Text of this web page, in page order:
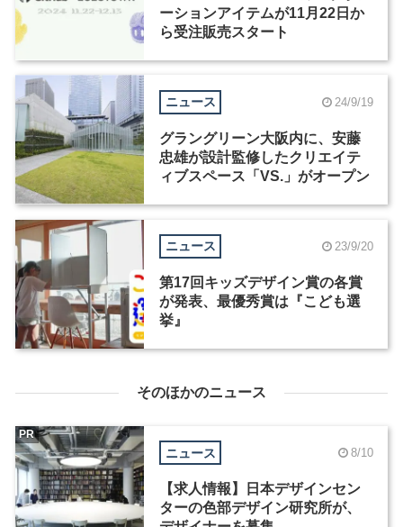
ーションアイテムが11月22日か
ら受注販売スタート
ニュース 24/9/19
グラングリーン大阪内に、安藤
忠雄が設計監修したクリエイテ
ィブスペース「VS.」がオープン
ニュース 23/9/20
第17回キッズデザイン賞の各賞
が発表、最優秀賞は『こども選
挙』
そのほかのニュース
ニュース 8/10
【求人情報】日本デザインセン
ターの色部デザイン研究所が、
PR